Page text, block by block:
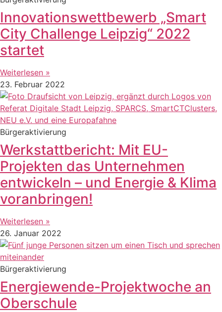
Innovationswettbewerb „Smart
City Challenge Leipzig“ 2022
startet
Weiterlesen »
23. Februar 2022
Bürgeraktivierung
Werkstattbericht: Mit EU-
Projekten das Unternehmen
entwickeln – und Energie & Klima
voranbringen!
Weiterlesen »
26. Januar 2022
Bürgeraktivierung
Energiewende-Projektwoche an
Oberschule